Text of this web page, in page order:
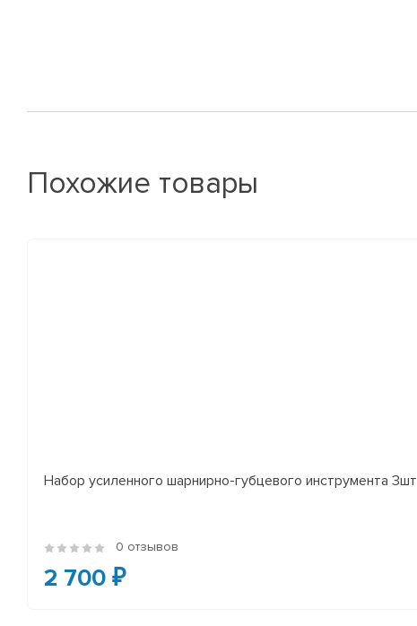
Похожие товары
Набор усиленного шарнирно-губцевого инструмента 3шт
0 отзывов
2 700 ₽